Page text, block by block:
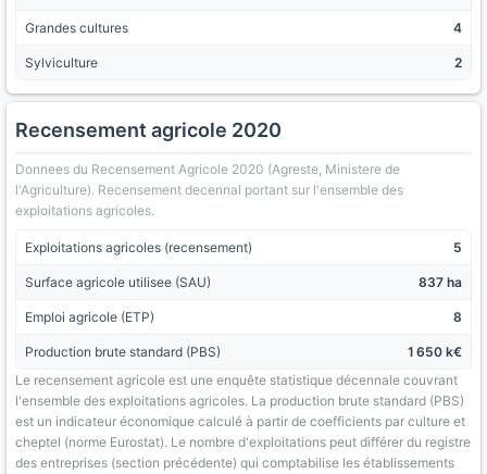
Grandes cultures 4
Sylviculture 2
Recensement agricole 2020
Donnees du Recensement Agricole 2020 (Agreste, Ministere de
l'Agriculture). Recensement decennal portant sur l'ensemble des
exploitations agricoles.
Exploitations agricoles (recensement) 5
Surface agricole utilisee (SAU) 837 ha
Emploi agricole (ETP) 8
Production brute standard (PBS)
1 650 k€
Le recensement agricole est une enquête statistique décennale couvrant
l'ensemble des exploitations agricoles. La production brute standard (PBS)
est un indicateur économique calculé à partir de coefficients par culture et
cheptel (norme Eurostat). Le nombre d'exploitations peut différer du registre
des entreprises (section précédente) qui comptabilise les établissements